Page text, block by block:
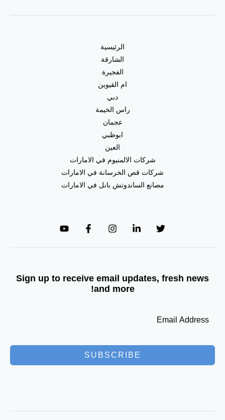
الرئيسية
الشارقة
الفجيرة
ام القيوين
دبي
راس الخيمة
عجمان
ابوظبي
العين
شركات الالمنيوم في الامارات
شركات قص الخرسانة في الامارات
مصانع الساندوتش بانل في الامارات
Sign up to receive email updates, fresh news
and more!
SUBSCRIBE